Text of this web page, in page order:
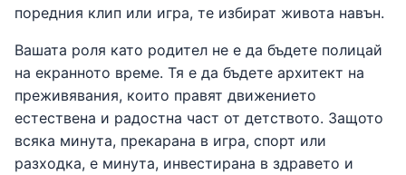
поредния клип или игра, те избират живота навън.
Вашата роля като родител не е да бъдете полицай
на екранното време. Тя е да бъдете архитект на
преживявания, които правят движението
естествена и радостна част от детството. Защото
всяка минута, прекарана в игра, спорт или
разходка, е минута, инвестирана в здравето и